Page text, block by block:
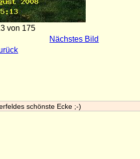
von 175
Nächstes Bild
schönste Ecke ;-)